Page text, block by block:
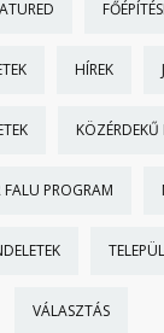
HÍREK
FALU PROGRAM
VÁLASZTÁS